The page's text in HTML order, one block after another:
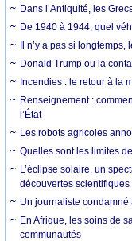
Dans l’Antiquité, les
De 1940 à 1944, quel
Il n’y a pas si
Donald Trump ou la
Incendies : le retour à la
Renseignement :
l’État
Les robots agricoles
Quelles sont les limites
L’éclipse solaire, un
découvertes scientifiques
Un journaliste
En Afrique, les soins de
communautés